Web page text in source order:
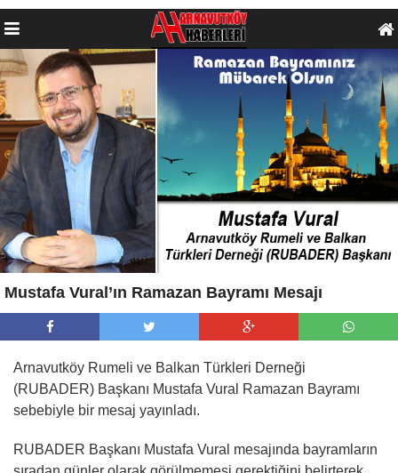
Mustafa Vural’ın Ramazan Bayramı Mesajı
Arnavutköy Rumeli ve Balkan Türkleri Derneği
(RUBADER) Başkanı Mustafa Vural Ramazan Bayramı
sebebiyle bir mesaj yayınladı.
RUBADER Başkanı Mustafa Vural mesajında bayramların